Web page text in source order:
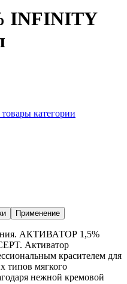
INFINITY
категории
Применение
АКТИВАТОР 1,5%
Активатор
красителем для
типов мягкого
нежной кремовой